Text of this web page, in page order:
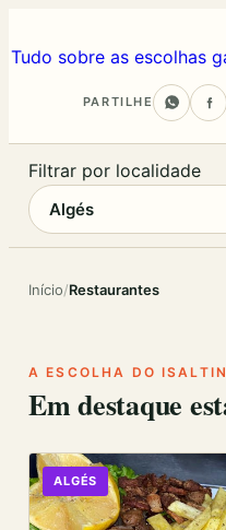
Tudo sobre as escolhas
PARTILHE
Filtrar por localidade
Início/Restaurantes
A ESCOLHA DO
Em destaque
ALGÉS